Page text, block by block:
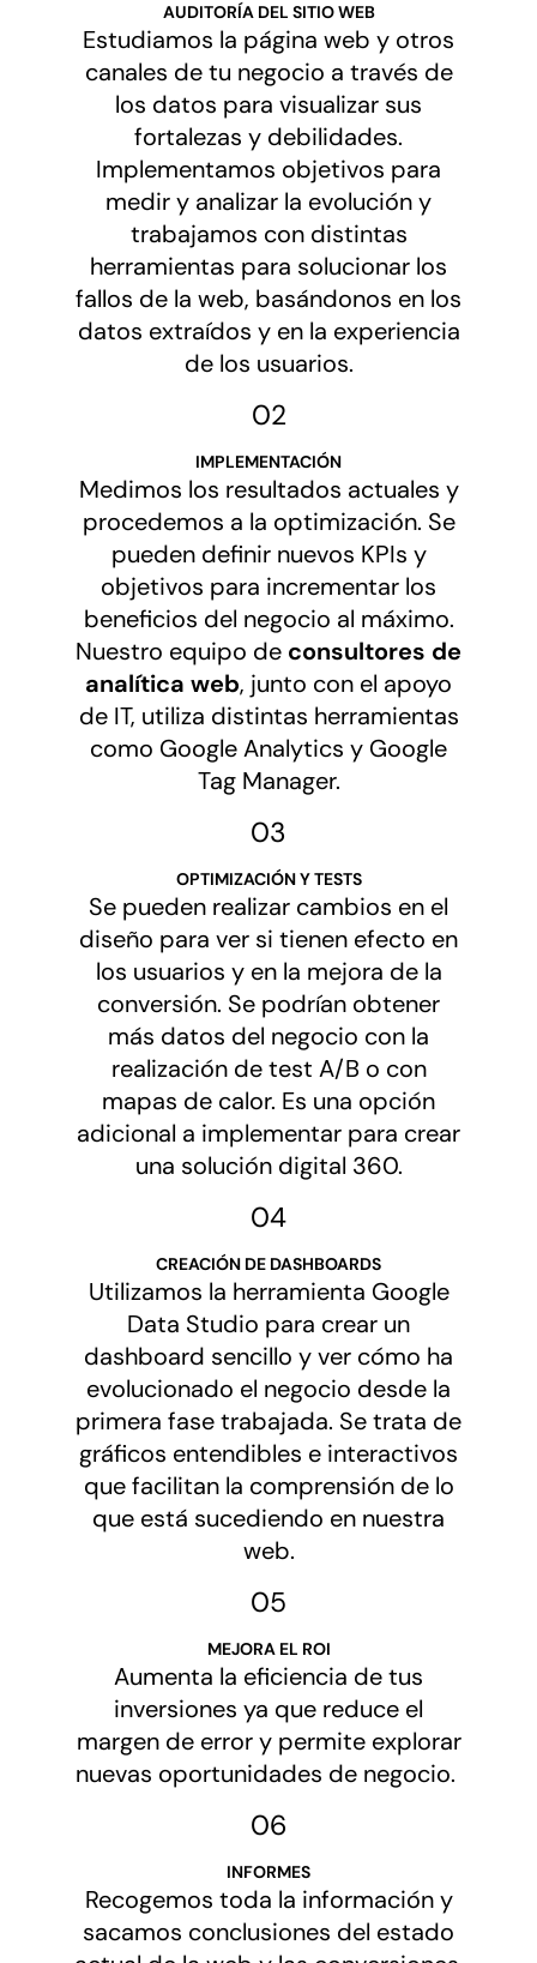
AUDITORÍA DEL SITIO WEB
Estudiamos la página web y otros
canales de tu negocio a través de
los datos para visualizar sus
fortalezas y debilidades.
Implementamos objetivos para
medir y analizar la evolución y
trabajamos con distintas
herramientas para solucionar los
fallos de la web, basándonos en los
datos extraídos y en la experiencia
de los usuarios.
02
IMPLEMENTACIÓN
Medimos los resultados actuales y
procedemos a la optimización. Se
pueden definir nuevos KPIs y
objetivos para incrementar los
beneficios del negocio al máximo.
Nuestro equipo de consultores de
analítica web, junto con el apoyo
de IT, utiliza distintas herramientas
como Google Analytics y Google
Tag Manager.
03
OPTIMIZACIÓN Y TESTS
Se pueden realizar cambios en el
diseño para ver si tienen efecto en
los usuarios y en la mejora de la
conversión. Se podrían obtener
más datos del negocio con la
realización de test A/B o con
mapas de calor. Es una opción
adicional a implementar para crear
una solución digital 360.
04
CREACIÓN DE DASHBOARDS
Utilizamos la herramienta Google
Data Studio para crear un
dashboard sencillo y ver cómo ha
evolucionado el negocio desde la
primera fase trabajada. Se trata de
gráficos entendibles e interactivos
que facilitan la comprensión de lo
que está sucediendo en nuestra
web.
05
MEJORA EL ROI
Aumenta la eficiencia de tus
inversiones ya que reduce el
margen de error y permite explorar
nuevas oportunidades de negocio.
06
INFORMES
Recogemos toda la información y
sacamos conclusiones del estado